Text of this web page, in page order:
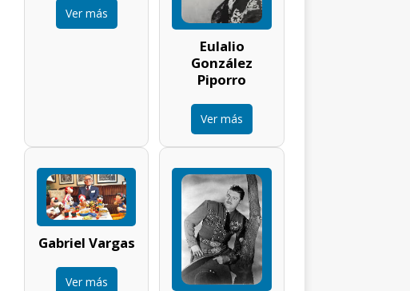
Ver más
Eulalio
González
Piporro
Ver más
Gabriel Vargas
Ver más